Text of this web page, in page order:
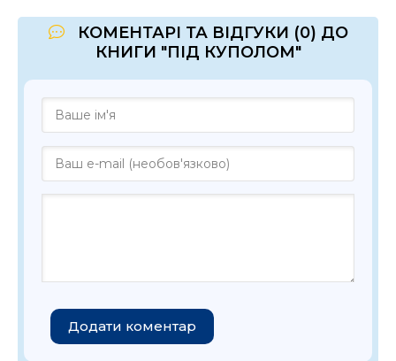
КОМЕНТАРІ ТА ВІДГУКИ (0) ДО
КНИГИ "ПІД КУПОЛОМ"
Додати коментар